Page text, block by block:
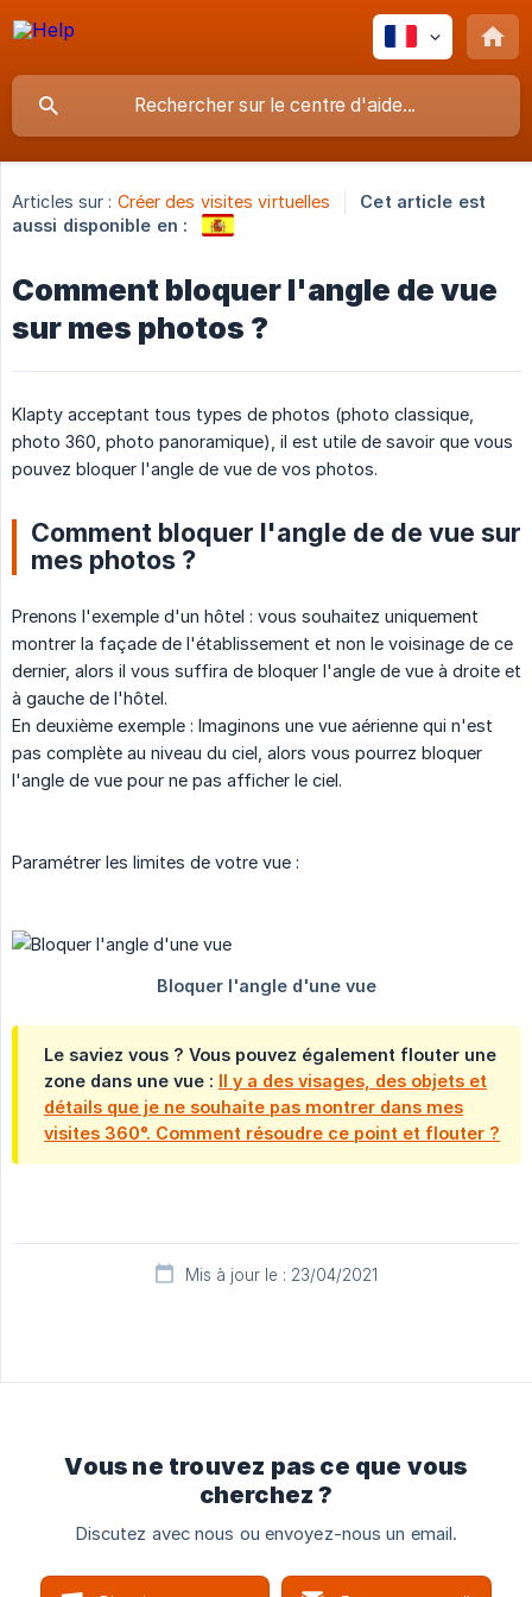
Articles sur : Créer des visites virtuelles
Cet article est
aussi disponible en :
Comment bloquer l'angle de vue
sur mes photos ?
Klapty acceptant tous types de photos (photo classique,
photo 360, photo panoramique), il est utile de savoir que vous
pouvez bloquer l'angle de vue de vos photos.
Comment bloquer l'angle de de vue sur
mes photos ?
Prenons l'exemple d'un hôtel : vous souhaitez uniquement
montrer la façade de l'établissement et non le voisinage de ce
dernier, alors il vous suffira de bloquer l'angle de vue à droite et
à gauche de l'hôtel.
En deuxième exemple : Imaginons une vue aérienne qui n'est
pas complète au niveau du ciel, alors vous pourrez bloquer
l'angle de vue pour ne pas afficher le ciel.
Paramétrer les limites de votre vue :
Le saviez vous ? Vous pouvez également flouter une
zone dans une vue : Il y a des visages, des objets et
détails que je ne souhaite pas montrer dans mes
visites 360°. Comment résoudre ce point et flouter ?
Mis à jour le : 23/04/2021
Vous ne trouvez pas ce que vous
cherchez ?
Discutez avec nous ou envoyez-nous un email.